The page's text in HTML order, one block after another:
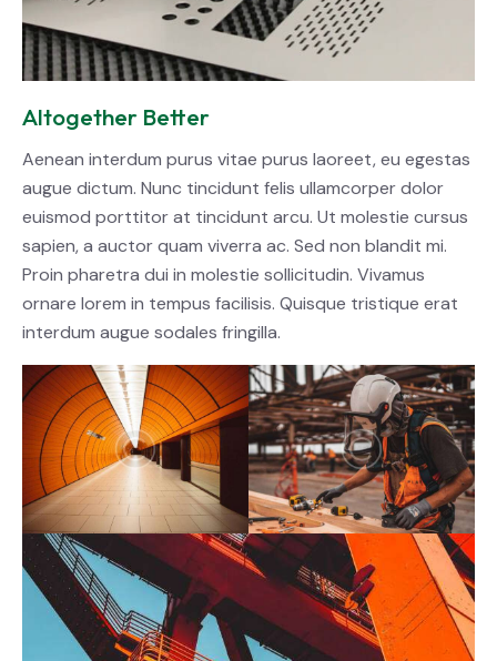
Altogether Better
Aenean interdum purus vitae purus laoreet, eu egestas
augue dictum. Nunc tincidunt felis ullamcorper dolor
euismod porttitor at tincidunt arcu. Ut molestie cursus
sapien, a auctor quam viverra ac. Sed non blandit mi.
Proin pharetra dui in molestie sollicitudin. Vivamus
ornare lorem in tempus facilisis. Quisque tristique erat
interdum augue sodales fringilla.